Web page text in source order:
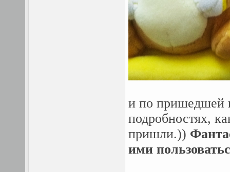
и по пришедшей
подробностях,
пришли.))
ими